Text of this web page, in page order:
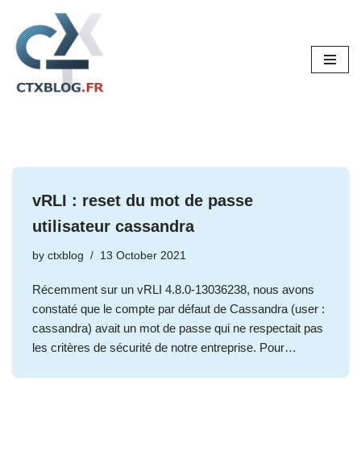
Skip
to
content
vRLI : reset du mot de passe
utilisateur cassandra
by ctxblog 13 October 2021
Récemment sur un vRLI 4.8.0-13036238, nous avons
constaté que le compte par défaut de Cassandra (user :
cassandra) avait un mot de passe qui ne respectait pas
les critères de sécurité de notre entreprise. Pour…